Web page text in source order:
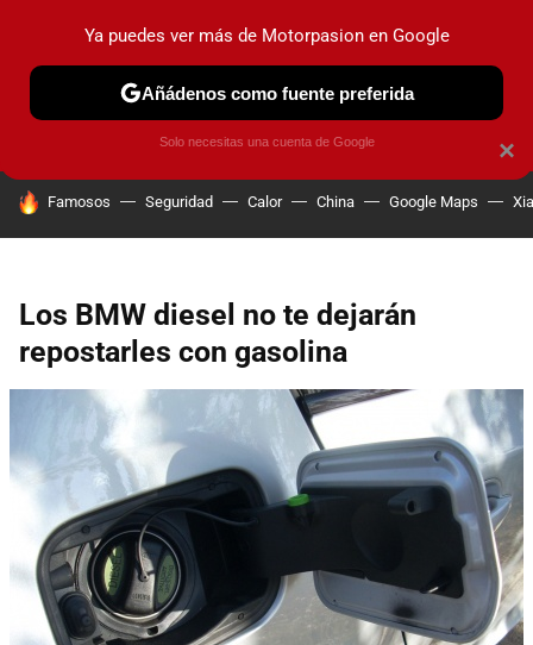
PRUEBAS COCHES ELÉCTRICOS OBSERVATORIO
HOY SE HABLA DE
Famosos Seguridad Calor China Google Maps
Los BMW diesel no te dejarán
repostarles con gasolina
×
Ya puedes ver más de Motorpasion en Google
Añádenos como fuente preferida
Solo necesitas una cuenta de Google